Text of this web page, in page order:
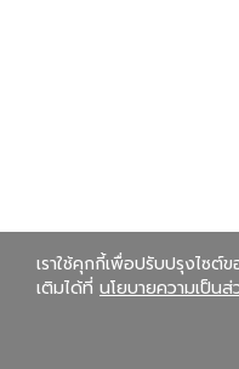
เราใช้คุกกี้เพื่อปรับปรุงไซต์
เติมได้ที่ นโยบายความเป็น